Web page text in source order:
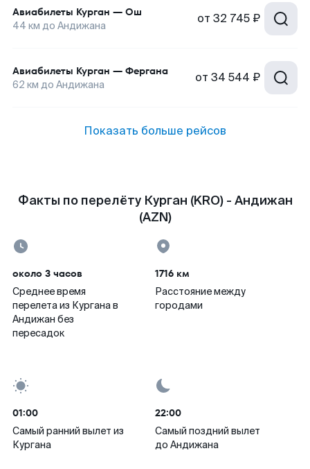
Авиабилеты Курган — Ош
44 км до Андижана от 32 745 ₽
Авиабилеты Курган — Фергана
62 км до Андижана от 34 544 ₽
Показать больше рейсов
Факты по перелёту Курган (KRO) - Андижан
(AZN)
около 3 часов
Среднее время
перелета из Кургана в
Андижан без
пересадок
1716 км
Расстояние между
городами
01:00
Самый ранний вылет из
Кургана
22:00
Самый поздний вылет
до Андижана